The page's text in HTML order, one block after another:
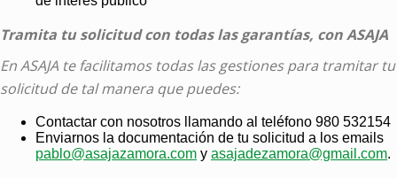
Tramita tu solicitud con todas las garantías, con ASAJA
En ASAJA te facilitamos todas las gestiones para tramitar tu
solicitud de tal manera que puedes:
Contactar con nosotros llamando al teléfono 980 532154
Enviarnos la documentación de tu solicitud a los emails
pablo@asajazamora.com y asajadezamora@gmail.com.